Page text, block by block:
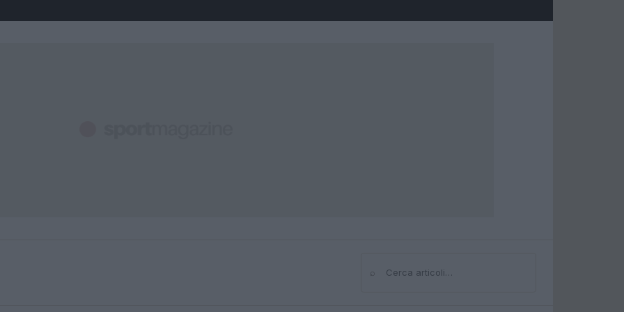
⌕Cerca